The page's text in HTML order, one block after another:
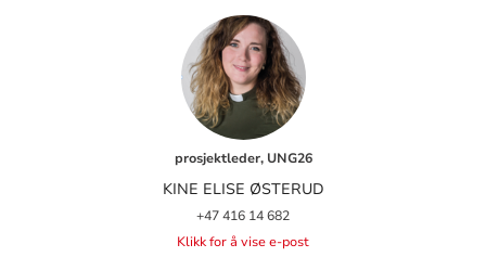
prosjektleder, UNG26
KINE ELISE ØSTERUD
+47 416 14 682
Klikk for å vise e-post